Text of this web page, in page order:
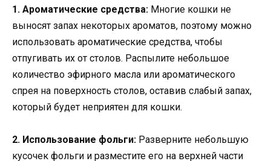
1. Ароматические средства: Многие кошки не
выносят запах некоторых ароматов, поэтому можно
использовать ароматические средства, чтобы
отпугивать их от столов. Распылите небольшое
количество эфирного масла или ароматического
спрея на поверхность столов, оставив слабый запах,
который будет неприятен для кошки.
2. Использование фольги: Разверните небольшую
кусочек фольги и разместите его на верхней части